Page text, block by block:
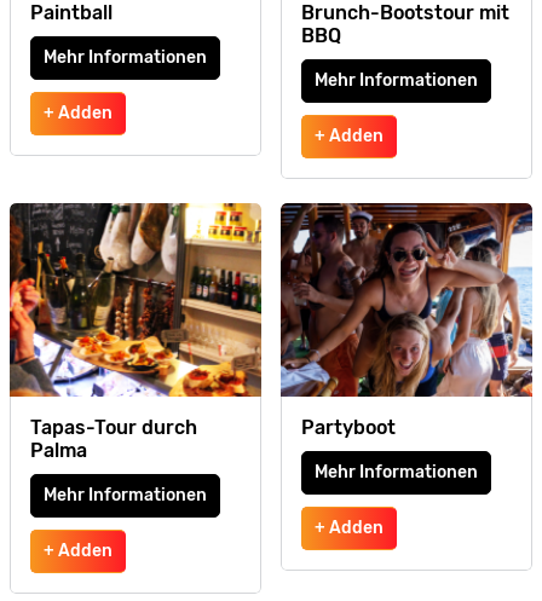
Paintball
Mehr Informationen
+ Adden
Brunch-Bootstour mit
BBQ
Mehr Informationen
+ Adden
Tapas-Tour durch
Palma
Mehr Informationen
+ Adden
Partyboot
Mehr Informationen
+ Adden